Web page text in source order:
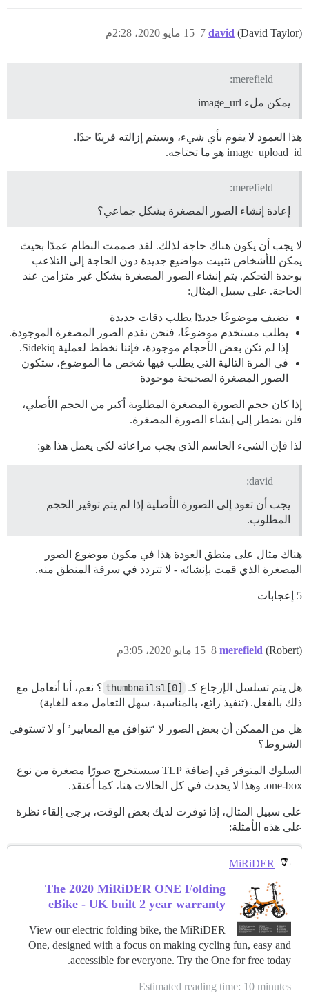
david (David Taylor) 15 مايو 2020، 2:28م 7
merefield:
يمكن ملء image_url
هذا العمود لا يقوم بأي شيء، وسيتم إزالته قريبًا جدًا.
image_upload_id هو ما تحتاجه.
merefield:
إعادة إنشاء الصور المصغرة بشكل جماعي؟
لا يجب أن يكون هناك حاجة لذلك. لقد صممت النظام عمدًا بحيث
يمكن للأشخاص تثبيت مواضيع جديدة دون الحاجة إلى التلاعب
بوحدة التحكم. يتم إنشاء الصور المصغرة بشكل غير متزامن عند
الحاجة. على سبيل المثال:
تضيف موضوعًا جديدًا يطلب دقات جديدة
يطلب مستخدم موضوعًا، فنحن نقدم الصور المصغرة الموجودة.
إذا لم تكن بعض الأحجام موجودة، فإننا نخطط لعملية Sidekiq.
في المرة التالية التي يطلب فيها شخص ما الموضوع، ستكون
الصور المصغرة الصحيحة موجودة
إذا كان حجم الصورة المصغرة المطلوبة أكبر من الحجم الأصلي،
فلن نضطر إلى إنشاء الصورة المصغرة.
لذا فإن الشيء الحاسم الذي يجب مراعاته لكي يعمل هذا هو:
david:
يجب أن تعود إلى الصورة الأصلية إذا لم يتم توفير الحجم
المطلوب.
هناك مثال على منطق العودة هذا في مكون موضوع الصور
المصغرة الذي قمت بإنشائه - لا تتردد في سرقة المنطق منه.
5 إعجابات
merefield (Robert) 15 مايو 2020، 3:05م 8
هل يتم تسلسل الإرجاع كـ thumbnailsl[0] ؟ نعم، أنا أتعامل مع
ذلك بالفعل. (تنفيذ رائع، بالمناسبة، سهل التعامل معه للغاية)
هل من الممكن أن بعض الصور لا ‘تتوافق مع المعايير’ أو لا تستوفي
الشروط؟
السلوك المتوفر في إضافة TLP سيستخرج صورًا مصغرة من نوع
one-box. وهذا لا يحدث في كل الحالات هنا، كما أعتقد.
على سبيل المثال، إذا توفرت لديك بعض الوقت، يرجى إلقاء نظرة
على هذه الأمثلة:
MiRiDER
The 2020 MiRiDER ONE Folding
eBike - UK built 2 year warranty
View our electric folding bike, the MiRiDER
One, designed with a focus on making cycling fun, easy and
accessible for everyone. Try the One for free today.
Estimated reading time: 10 minutes